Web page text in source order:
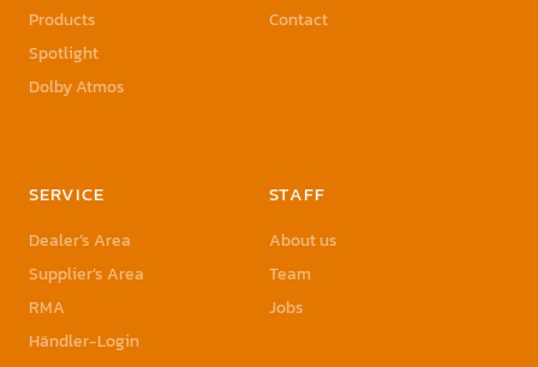
Products
Spotlight
Dolby Atmos
Contact
SERVICE
Dealer’s Area
Supplier’s Area
RMA
Händler-Login
STAFF
About us
Team
Jobs